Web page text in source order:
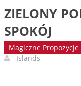
ZIELONY
SPOKÓJ
Magiczne Propozycje
Islands